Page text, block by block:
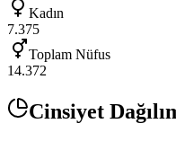
Kadın
7.375
Toplam Nüfus
14.372
Cinsiyet